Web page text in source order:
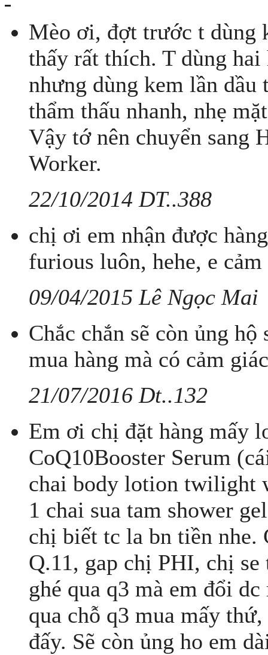
Mèo ơi, đợt trước t dùng
thấy rất thích. T dùng
nhưng dùng kem lần
thẩm thấu nhanh, nhẹ
Vậy tớ nên chuyển sang
Worker.
22/10/2014 DT..388
chị ơi em nhận được
furious luôn, hehe, e
09/04/2015 Lê Ngọc Mai
Chắc chắn sẽ còn ủng
mua hàng mà có cảm
21/07/2016 Dt..132
Em ơi chị đặt hàng mấy
CoQ10Booster Serum
chai body lotion twilight
1 chai sua tam shower
chị biết tc la bn tiền nhe.
Q.11, gap chị PHI, chị
ghé qua q3 mà em đổi
qua chỗ q3 mua mấy
đấy. Sẽ còn ủng ho em